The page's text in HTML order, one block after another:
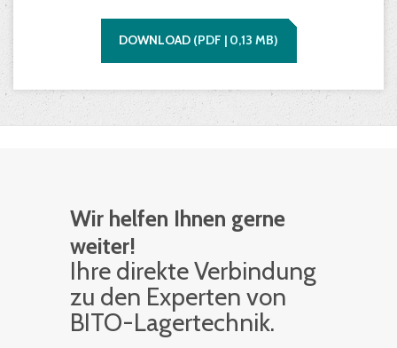
DOWNLOAD (PDF | 0,13 MB)
Wir helfen Ihnen gerne
weiter!
Ihre di­rek­te Ver­bin­dung
zu den Ex­per­ten von
BITO-La­ger­tech­nik.